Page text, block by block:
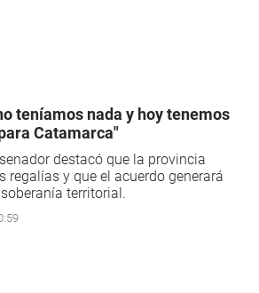
teníamos nada y hoy tenemos
Catamarca"
destacó que la provincia
regalías y que el acuerdo generará
territorial.